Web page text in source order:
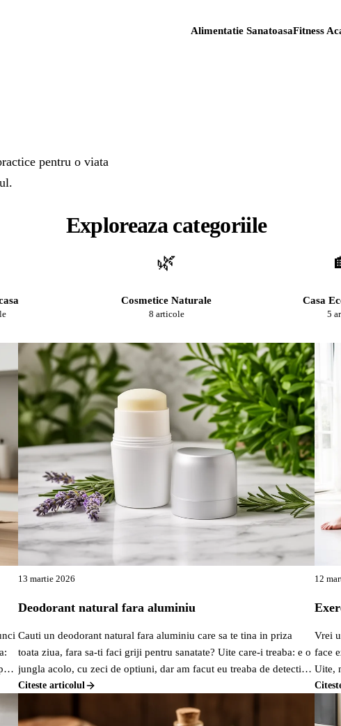
Alimentatie SanatoasaFitness
pentru o viata
Exploreaza categoriile
🌿
Cosmetice Naturale
8 articole
Casa
5
CASA ECO
FRIENDLY
13 martie 2026
Deodorant natural fara aluminiu
Cauti un deodorant natural fara aluminiu care sa te tina in priza
toata ziua, fara sa-ti faci griji pentru sanatate? Uite care-i treaba: e o
jungla acolo, cu zeci de optiuni, dar am facut eu treaba de detectiv
pentru tine si am gasit cateva variante pe bune care merita atentia ta.
eficient.
Citeste articolul
12
Vrei
face
Uite,
sa-ti
SANATOASA